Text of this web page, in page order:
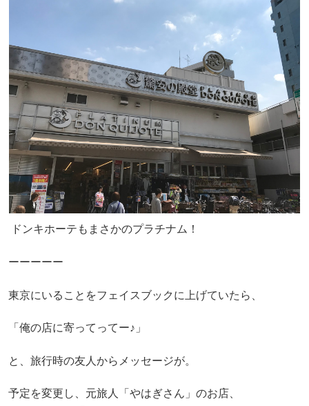
ドンキホーテもまさかのプラチナム！
ーーーーー
東京にいることをフェイスブックに上げていたら、
「俺の店に寄ってってー♪」
と、旅行時の友人からメッセージが。
予定を変更し、元旅人「やはぎさん」のお店、